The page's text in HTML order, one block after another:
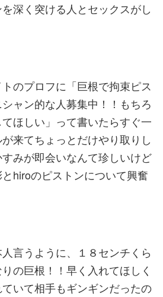
深く突ける人とセックスがし
のプロフに「巨根で拘束ピス
ャン的な人募集中！！もちろ
ほしい」って書いたらすぐ一
来てちょっとだけやり取りし
みが即会いなんて珍しいけど
hiroのピストンについて興奮
言うように、１８センチくら
の巨根！！早く入れてほしく
いて相手もギンギンだったの